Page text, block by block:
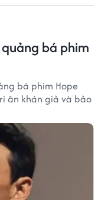
bá phim
bá phim Hope
ân khán giả và bảo